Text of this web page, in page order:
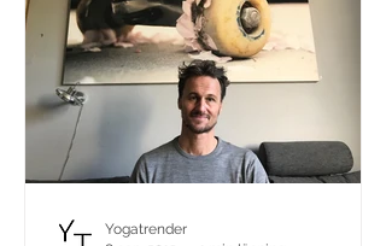
Yogatrender